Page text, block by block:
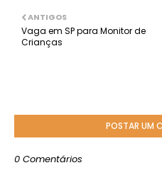
ANTIGOS
Vaga em SP para Monitor de
Crianças
POSTAR UM
0 Comentários